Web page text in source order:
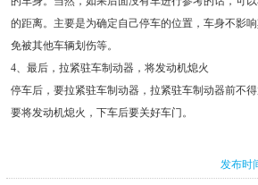
的距离。主要是为确定自己停车的位置，车身不影
免被其他车辆划伤等。
4、最后，拉紧驻车制动器，将发动机熄火
停车后，要拉紧驻车制动器，拉紧驻车制动器前不
要将发动机熄火，下车后要关好车门。
发布时